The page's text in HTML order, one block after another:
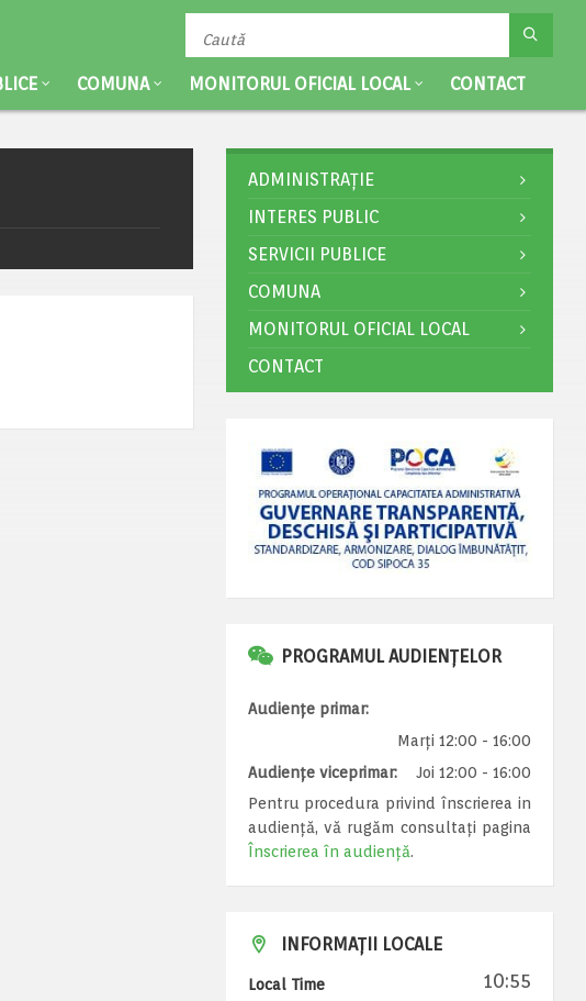
COMUNA MONITORUL OFICIAL LOCAL CONTACT
ADMINISTRAȚIE
INTERES PUBLIC
SERVICII PUBLICE
COMUNA
MONITORUL OFICIAL LOCAL
CONTACT
PROGRAMUL AUDIENȚELOR
Audiențe primar:
Marți 12:00 - 16:00
Audiențe viceprimar:
Joi 12:00 - 16:00
Pentru procedura privind înscrierea in
audiență, vă rugăm consultați pagina
Înscrierea în audiență.
INFORMAȚII LOCALE
Local Time 10:55